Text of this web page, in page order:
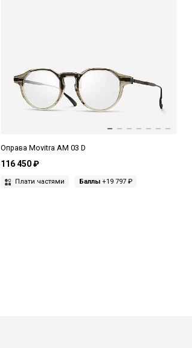
Оправа Movitra AM 03 D
116 450 ₽
Плати частями Баллы+19 797 ₽